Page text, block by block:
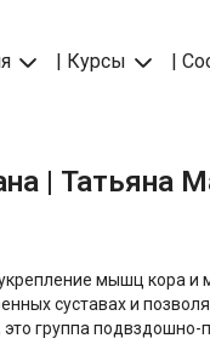
| Курсы |
| Татьяна
мышц кора
суставах и
группа